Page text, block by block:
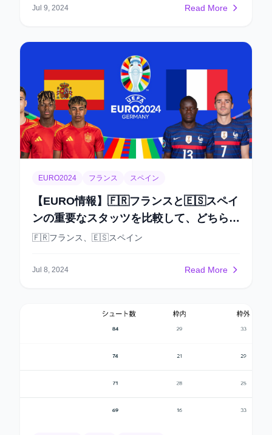
解除金・市場価値 2023年10月2日、バルセロナは公式
も上ります。 週給:€ 32115 年俸:€ 1670000 (約2億9
千万円) 市場価値の推移（ピックアップ） 2023年夏
2500万ユーロ 2023年冬 5000万ユーロ 2024年春
7500万ユーロ 2024年夏 1億ユーロ …… …… UEFA
EURO2024のコンスタントな活躍で市場価値が急上
昇。 このまま成長できれば、2億€クラスの選手になる
のも現実的です🤤
ンが今日もゴールを決める可能性が高いと思います。
フランスに得点できませんでした。 攻撃面での問題に
ついては、デシャン監督はまだ解決策を見つけられて
いません。 グリーズマンは大幅に調子を落としてお
り、ムバッペも怪我の影響で、二人のスター選手のパ
フォーマンスは平凡です。 しかし、デンベレやテュラ
ムなどのFWがいるおかげで、前の試合では彼らのパ
フォーマンスが非常に良かったので、今夜も彼らの活
躍に期待しています。 スペインはカルバハルとロビ
ン・ル・ノルマンを欠いており、ナチョとラポルテは
ンベレ、テュラムが勢いよく攻め込めば、闘牛士の守
備もそれほど堅固ではないかもしれません。 推奨:オ
ーバー2
Jul 9, 2024 Read More
EURO2024 フランス スペイン
【EURO情報】🇫🇷フランスと🇪🇸スペイ
ンの重要なスタッツを比較して、どちらが
決勝に進出すると考えますか？
🇫🇷フランス、🇪🇸スペイン
Jul 8, 2024 Read More